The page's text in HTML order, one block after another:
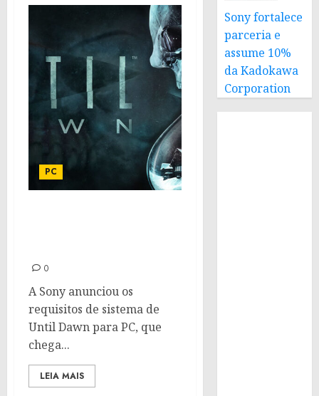
PC
0
A Sony anunciou os
requisitos de sistema de
Until Dawn para PC, que
chega...
LEIA MAIS
Sony fortalece
parceria e
assume 10%
da Kadokawa
Corporation